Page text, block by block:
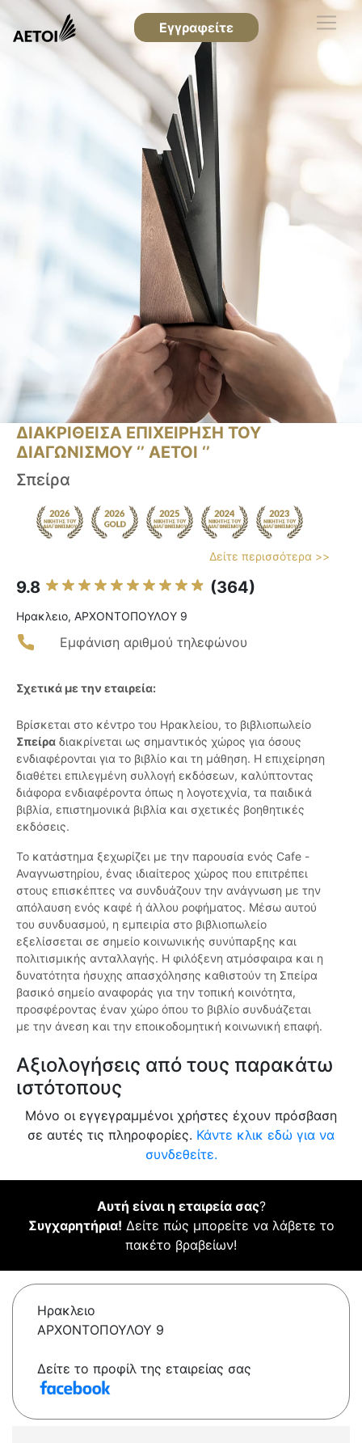
Εγγραφείτε
ΔΙΑΚΡΙΘΕΙΣΑ ΕΠΙΧΕΙΡΗΣΗ ΤΟΥ
ΔΙΑΓΩΝΙΣΜΟΥ ‘’ ΑΕΤΟΙ ‘’
Σπείρα
Δείτε περισσότερα >>
9.8 (364)
Ηρακλειο, ΑΡΧΟΝΤΟΠΟΥΛΟΥ 9
Εμφάνιση αριθμού τηλεφώνου
Σχετικά με την εταιρεία:
Βρίσκεται στο κέντρο του Ηρακλείου, το βιβλιοπωλείο
Σπείρα διακρίνεται ως σημαντικός χώρος για όσους
ενδιαφέρονται για το βιβλίο και τη μάθηση. Η επιχείρηση
διαθέτει επιλεγμένη συλλογή εκδόσεων, καλύπτοντας
διάφορα ενδιαφέροντα όπως η λογοτεχνία, τα παιδικά
βιβλία, επιστημονικά βιβλία και σχετικές βοηθητικές
εκδόσεις.
Το κατάστημα ξεχωρίζει με την παρουσία ενός Cafe -
Αναγνωστηρίου, ένας ιδιαίτερος χώρος που επιτρέπει
στους επισκέπτες να συνδυάζουν την ανάγνωση με την
απόλαυση ενός καφέ ή άλλου ροφήματος. Μέσω αυτού
του συνδυασμού, η εμπειρία στο βιβλιοπωλείο
εξελίσσεται σε σημείο κοινωνικής συνύπαρξης και
πολιτισμικής ανταλλαγής. Η φιλόξενη ατμόσφαιρα και η
δυνατότητα ήσυχης απασχόλησης καθιστούν τη Σπείρα
βασικό σημείο αναφοράς για την τοπική κοινότητα,
προσφέροντας έναν χώρο όπου το βιβλίο συνδυάζεται
με την άνεση και την εποικοδομητική κοινωνική επαφή.
Αξιολογήσεις από τους παρακάτω
ιστότοπους
Μόνο οι εγγεγραμμένοι χρήστες έχουν πρόσβαση
σε αυτές τις πληροφορίες. Κάντε κλικ εδώ για να
συνδεθείτε.
Αυτή είναι η εταιρεία σας?
Συγχαρητήρια! Δείτε πώς μπορείτε να λάβετε το
πακέτο βραβείων!
Ηρακλειο
ΑΡΧΟΝΤΟΠΟΥΛΟΥ 9
Δείτε το προφίλ της εταιρείας σας